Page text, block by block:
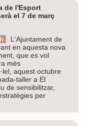
de l'Esport
el 7 de març
L'Ajuntament de
en aquesta nova
que es vol
més
aquest octubre
taller a El
de sensibilitzar,
per